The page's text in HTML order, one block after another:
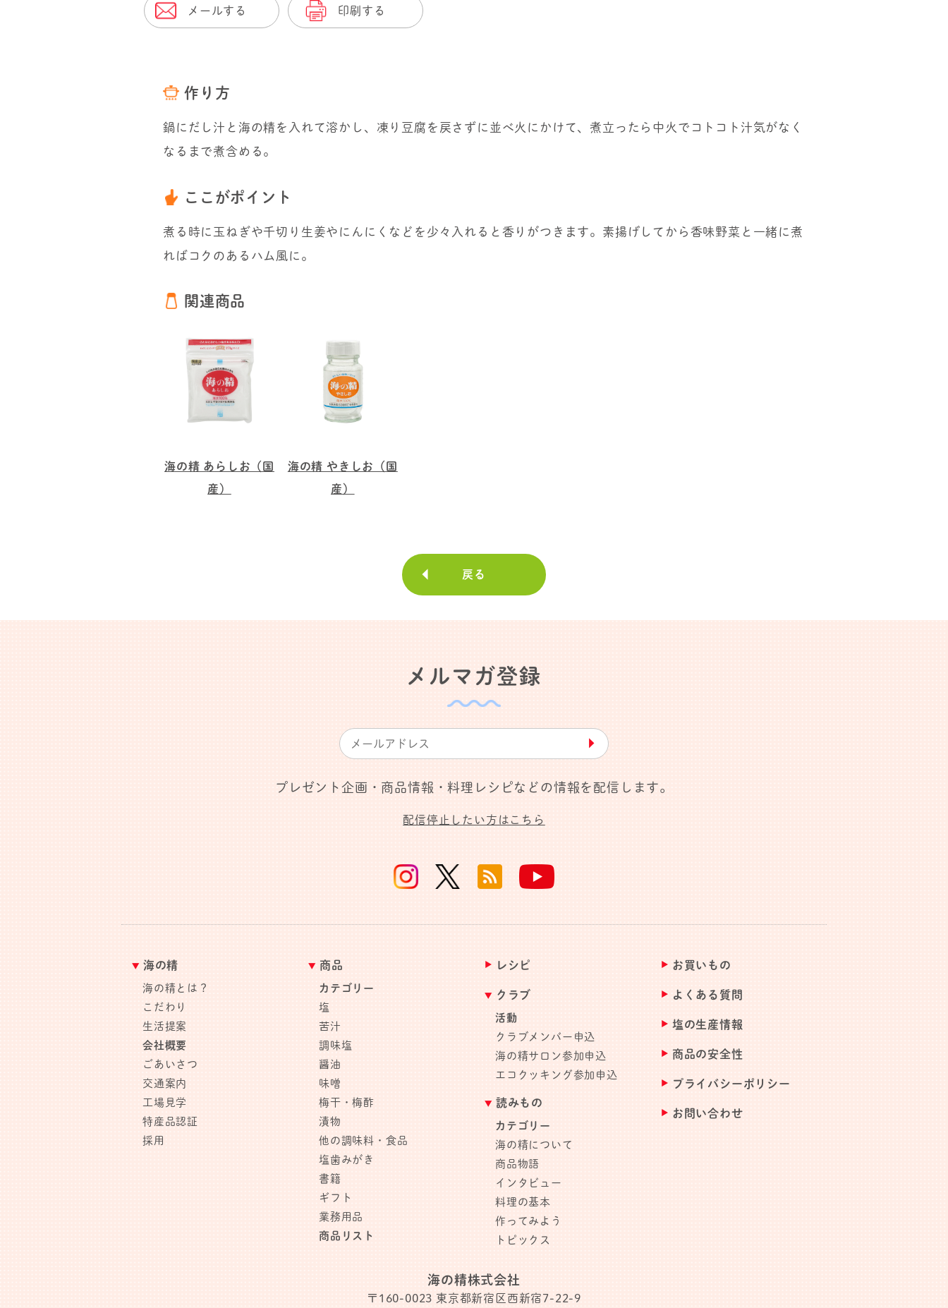
メールする 印刷する
作り方
鍋にだし汁と海の精を入れて溶かし、凍り豆腐を戻さずに並べ火にかけて、煮立ったら中火でコトコト汁気がなく
なるまで煮含める。
ここがポイント
煮る時に玉ねぎや千切り生姜やにんにくなどを少々入れると香りがつきます。素揚げしてから香味野菜と一緒に煮
ればコクのあるハム風に。
関連商品
海の精 あらしお（国
産）
海の精 やきしお（国
産）
戻る
メルマガ登録
▶︎
プレゼント企画・商品情報・料理レシピなどの情報を配信します。
配信停止したい方はこちら
海の精
海の精とは？
こだわり
生活提案
会社概要
ごあいさつ
交通案内
工場見学
特産品認証
採用
商品
カテゴリー
塩
苦汁
調味塩
醤油
味噌
梅干・梅酢
漬物
他の調味料・食品
塩歯みがき
書籍
ギフト
業務用品
商品リスト
レシピ
クラブ
活動
クラブメンバー申込
海の精サロン参加申込
エコクッキング参加申込
読みもの
カテゴリー
海の精について
商品物語
インタビュー
料理の基本
作ってみよう
トピックス
お買いもの
よくある質問
塩の生産情報
商品の安全性
プライバシーポリシー
お問い合わせ
海の精株式会社
〒160-0023 東京都新宿区西新宿7-22-9